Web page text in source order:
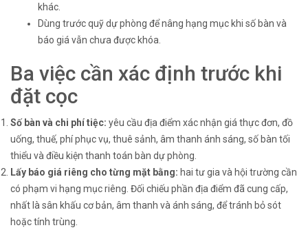
khác.
Dùng trước quỹ dự phòng để nâng hạng mục khi số bàn và
báo giá vẫn chưa được khóa.
Ba việc cần xác định trước khi
đặt cọc
Số bàn và chi phí tiệc: yêu cầu địa điểm xác nhận giá thực đơn, đồ
uống, thuế, phí phục vụ, thuê sảnh, âm thanh ánh sáng, số bàn tối
thiểu và điều kiện thanh toán bàn dự phòng.
Lấy báo giá riêng cho từng mặt bằng: hai tư gia và hội trường cần
có phạm vi hạng mục riêng. Đối chiếu phần địa điểm đã cung cấp,
nhất là sân khấu cơ bản, âm thanh và ánh sáng, để tránh bỏ sót
hoặc tính trùng.